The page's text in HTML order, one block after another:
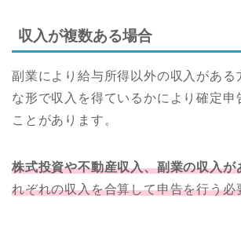
収入が複数ある場合
副業により給与所得以外の収入がある
な形で収入を得ているかにより確定申
ことがあります。
株式投資や不動産収入、副業の収入が
れぞれの収入を合算して申告を行う必